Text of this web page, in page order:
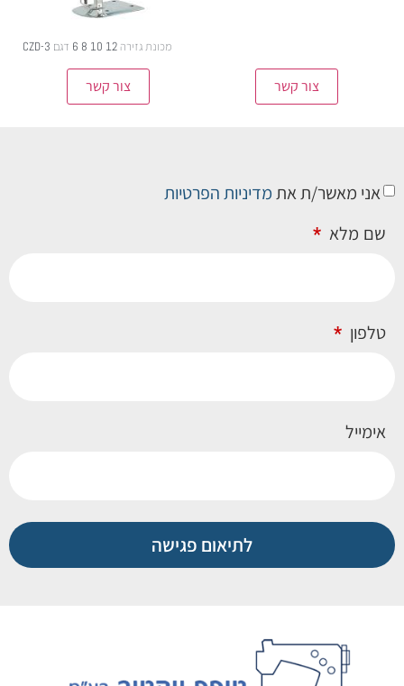
צור קשר
מכונת גזירה 12 10 8 6 דגם CZD-3
צור קשר
אני מאשר/ת אתמדיניות הפרטיות
שם מלא
טלפון
אימייל
לתיאום פגישה